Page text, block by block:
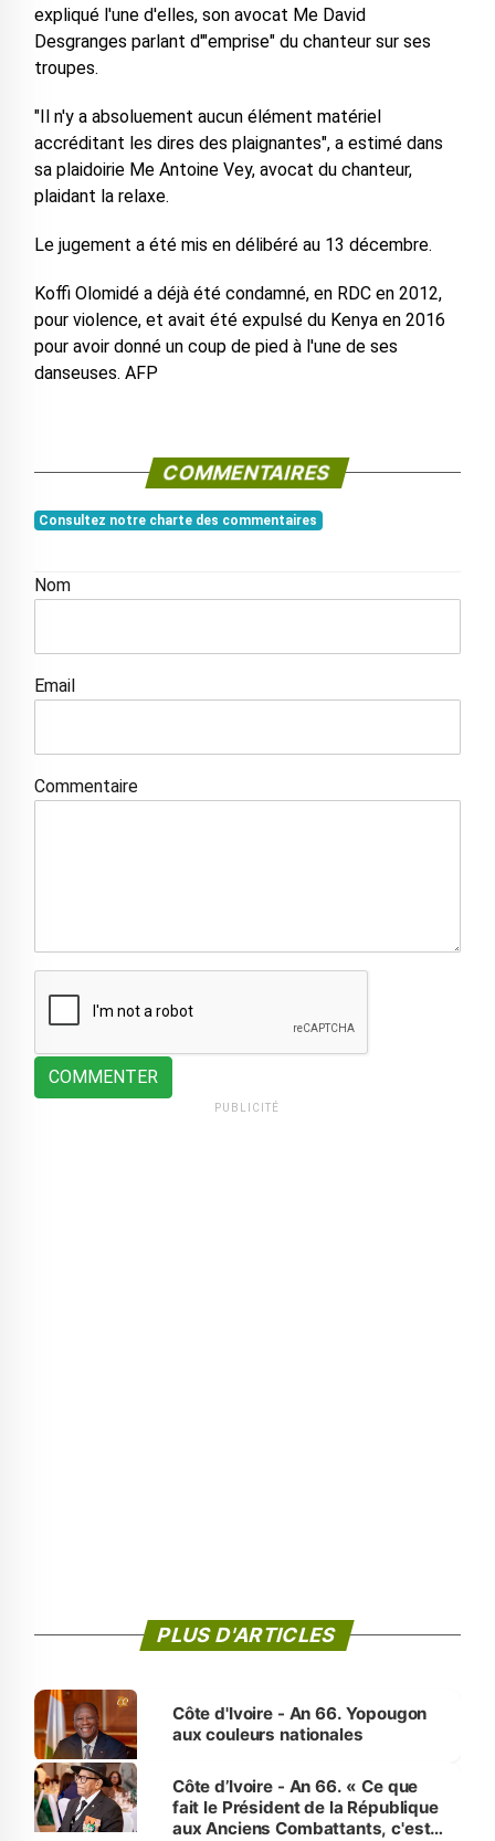
expliqué l'une d'elles, son avocat Me David
Desgranges parlant d'"emprise" du chanteur sur ses
troupes.
"Il n'y a absoluement aucun élément matériel
accréditant les dires des plaignantes", a estimé dans
sa plaidoirie Me Antoine Vey, avocat du chanteur,
plaidant la relaxe.
Le jugement a été mis en délibéré au 13 décembre.
Koffi Olomidé a déjà été condamné, en RDC en 2012,
pour violence, et avait été expulsé du Kenya en 2016
pour avoir donné un coup de pied à l'une de ses
danseuses. AFP
COMMENTAIRES
Consultez notre charte des commentaires
Nom
Email
Commentaire
COMMENTER
PUBLICITÉ
PLUS D'ARTICLES
Côte d'Ivoire - An 66. Yopougon
aux couleurs nationales
Côte d’Ivoire - An 66. « Ce que
fait le Président de la République
aux Anciens Combattants, c'est